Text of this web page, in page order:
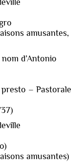
amusantes,
d’Antonio
– Pastorale
amusantes)